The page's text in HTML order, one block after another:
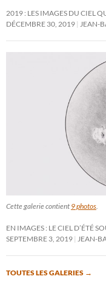
2019 : LES IMAGES DU CIEL
DÉCEMBRE 30, 2019
JEAN-
Cette galerie contient 9 photos
EN IMAGES : LE CIEL D’ÉTÉ
SEPTEMBRE 3, 2019
JEAN-
TOUTES LES GALERIES →